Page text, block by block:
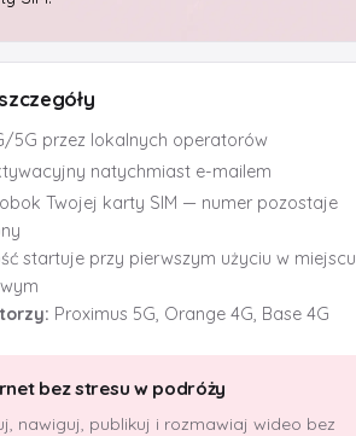
5G przez lokalnych operatorów
natychmiast e-mailem
obok Twojej karty SIM — numer pozostaje
startuje przy pierwszym użyciu w miejscu
: Proximus 5G, Orange 4G, Base 4G
bez stresu w podróży
nawiguj, publikuj i rozmawiaj wideo bez